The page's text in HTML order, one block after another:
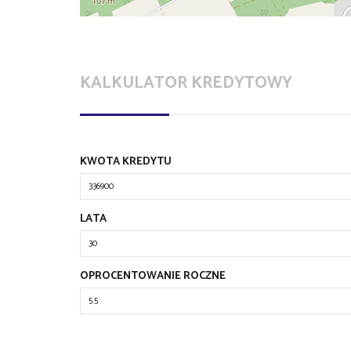
KALKULATOR KREDYTOWY
KWOTA KREDYTU
LATA
OPROCENTOWANIE ROCZNE